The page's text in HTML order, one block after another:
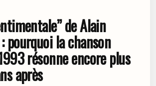
de Alain
pourquoi la chanson
résonne encore plus
après